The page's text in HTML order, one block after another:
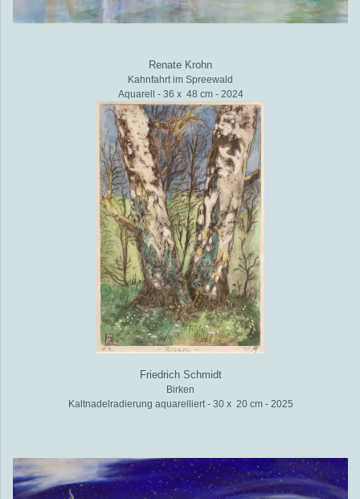
Renate Krohn
Kahnfahrt im Spreewald
Aquarell - 36 x 48 cm - 2024
Friedrich Schmidt
Birken
Kaltnadelradierung aquarelliert - 30 x 20 cm - 2025